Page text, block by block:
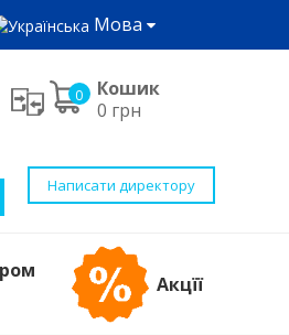
Мова
0
Кошик
0 грн
Написати директору
Акцїї